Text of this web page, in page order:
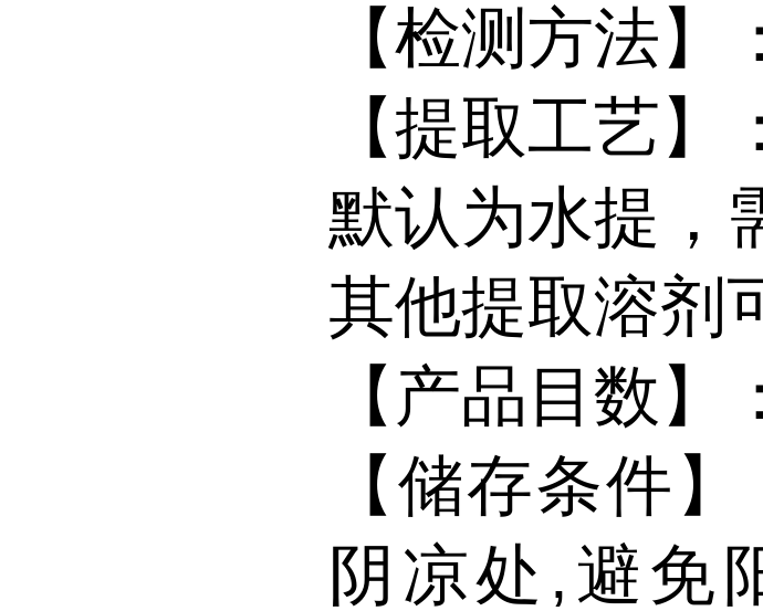
【检测方法】
：
【提取工艺
默认为水提，
其他提取溶剂
【产品目数】
：
【储存条件】
阴凉处 ,避免